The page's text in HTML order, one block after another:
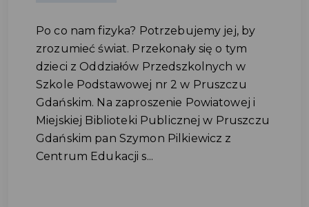
Po co nam fizyka? Potrzebujemy jej, by
zrozumieć świat. Przekonały się o tym
dzieci z Oddziałów Przedszkolnych w
Szkole Podstawowej nr 2 w Pruszczu
Gdańskim. Na zaproszenie Powiatowej i
Miejskiej Biblioteki Publicznej w Pruszczu
Gdańskim pan Szymon Pilkiewicz z
Centrum Edukacji s...